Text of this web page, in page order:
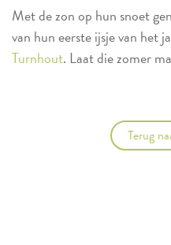
Met de zon op hun snoet
van hun eerste ijsje van het
Turnhout. Laat die zomer
Terug